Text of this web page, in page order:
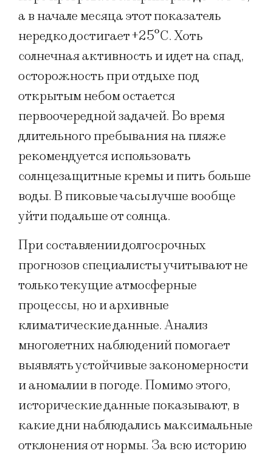
а в начале месяца этот показатель
нередко достигает +25°C. Хоть
солнечная активность и идет на спад,
осторожность при отдыхе под
открытым небом остается
первоочередной задачей. Во время
длительного пребывания на пляже
рекомендуется использовать
солнцезащитные кремы и пить больше
воды. В пиковые часы лучше вообще
уйти подальше от солнца.
При составлении долгосрочных
прогнозов специалисты учитывают не
только текущие атмосферные
процессы, но и архивные
климатические данные. Анализ
многолетних наблюдений помогает
выявлять устойчивые закономерности
и аномалии в погоде. Помимо этого,
исторические данные показывают, в
какие дни наблюдались максимальные
отклонения от нормы. За всю историю